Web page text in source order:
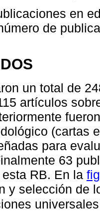
en
de
un total de
artículos
(cartas
para
63
RB. En la
y selección de